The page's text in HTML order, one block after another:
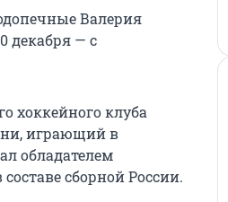
Валерия
декабря — с
хоккейного клуба
играющий в
обладателем
сборной России.